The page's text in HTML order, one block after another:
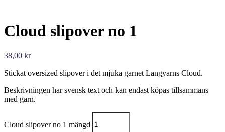
Cloud slipover no 1
38,00 kr
Stickat oversized slipover i det mjuka garnet Langyarns Cloud.
Beskrivningen har svensk text och kan endast köpas tillsammans
med garn.
Cloud slipover no 1 mängd